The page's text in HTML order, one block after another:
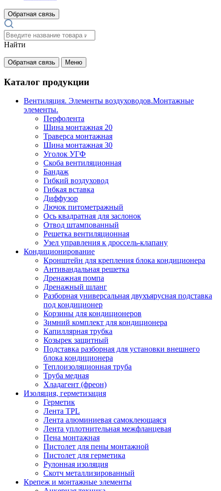
Обратная связь
Найти
Обратная связь Меню
Каталог продукции
Вентиляция. Элементы воздуховодов.Монтажные
элементы.
Перфолента
Шина монтажная 20
Траверса монтажная
Шина монтажная 30
Уголок УГФ
Скоба вентиляционная
Бандаж
Гибкий воздуховод
Гибкая вставка
Диффузор
Лючок питометражный
Ось квадратная для заслонок
Отвод штампованный
Решетка вентиляционная
Узел управления к дроссель-клапану
Кондиционирование
Кронштейн для крепления блока кондиционера
Антивандальная решетка
Дренажная помпа
Дренажный шланг
Разборная универсальная двухъярусная подставка
под кондиционер
Корзины для кондиционеров
Зимний комплект для кондиционера
Капиллярная трубка
Козырек защитный
Подставка разборная для установки внешнего
блока кондиционера
Теплоизоляционная труба
Труба медная
Хладагент (фреон)
Изоляция, герметизация
Герметик
Лента TPL
Лента алюминиевая самоклеющаяся
Лента уплотнительная межфланцевая
Пена монтажная
Пистолет для пены монтажной
Пистолет для герметика
Рулонная изоляция
Скотч металлизированный
Крепеж и монтажные элементы